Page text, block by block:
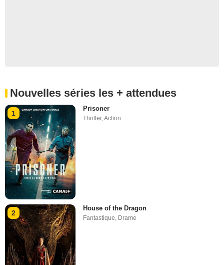
Nouvelles séries les + attendues
1
Prisoner
Thriller,Action
2
House of the Dragon
Fantastique Drame